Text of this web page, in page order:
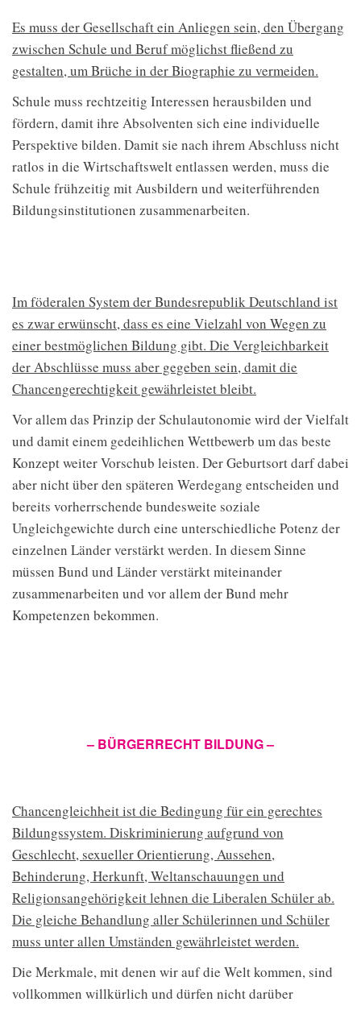
Es muss der Gesellschaft ein Anliegen sein, den Übergang
zwischen Schule und Beruf möglichst fließend zu
gestalten, um Brüche in der Biographie zu vermeiden.
Schule muss rechtzeitig Interessen herausbilden und
fördern, damit ihre Absolventen sich eine individuelle
Perspektive bilden. Damit sie nach ihrem Abschluss nicht
ratlos in die Wirtschaftswelt entlassen werden, muss die
Schule frühzeitig mit Ausbildern und weiterführenden
Bildungsinstitutionen zusammenarbeiten.
Im föderalen System der Bundesrepublik Deutschland ist
es zwar erwünscht, dass es eine Vielzahl von Wegen zu
einer bestmöglichen Bildung gibt. Die Vergleichbarkeit
der Abschlüsse muss aber gegeben sein, damit die
Chancengerechtigkeit gewährleistet bleibt.
Vor allem das Prinzip der Schulautonomie wird der Vielfalt
und damit einem gedeihlichen Wettbewerb um das beste
Konzept weiter Vorschub leisten. Der Geburtsort darf dabei
aber nicht über den späteren Werdegang entscheiden und
bereits vorherrschende bundesweite soziale
Ungleichgewichte durch eine unterschiedliche Potenz der
einzelnen Länder verstärkt werden. In diesem Sinne
müssen Bund und Länder verstärkt miteinander
zusammenarbeiten und vor allem der Bund mehr
Kompetenzen bekommen.
– BÜRGERRECHT BILDUNG –
Chancengleichheit ist die Bedingung für ein gerechtes
Bildungssystem. Diskriminierung aufgrund von
Geschlecht, sexueller Orientierung, Aussehen,
Behinderung, Herkunft, Weltanschauungen und
Religionsangehörigkeit lehnen die Liberalen Schüler ab.
Die gleiche Behandlung aller Schülerinnen und Schüler
muss unter allen Umständen gewährleistet werden.
Die Merkmale, mit denen wir auf die Welt kommen, sind
vollkommen willkürlich und dürfen nicht darüber